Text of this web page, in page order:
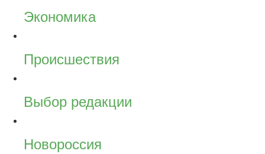
Экономика
Происшествия
Выбор редакции
Новороссия